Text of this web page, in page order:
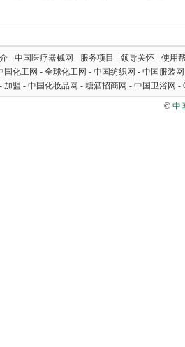
- 中国医疗器械网 - 服务项目 - 领导关怀 - 使用
国化工网 - 全球化工网 - 中国纺织网 - 中国服装网
- 加盟 - 中国化妆品网 - 糖酒招商网 - 中国卫浴网 -
© 中